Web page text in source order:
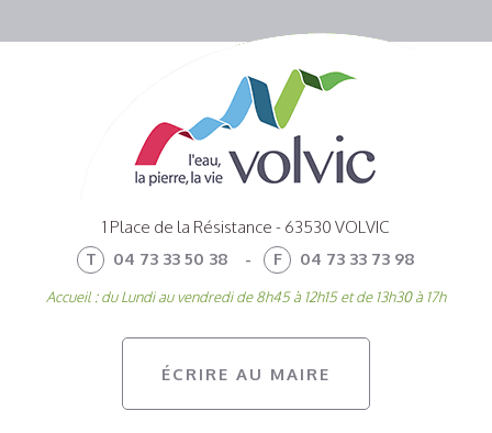
ÉCRIRE AU MAIRE
1 Place de la Résistance - 63530 VOLVIC
T
04 73 33 50 38 - F 04 73 33 73 98
Accueil : du Lundi au vendredi de 8h45 à 12h15 et de 13h30 à 17h